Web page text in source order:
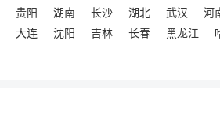
贵阳 湖南 长沙 湖北 武汉 河
大连 沈阳 吉林 长春 黑龙江